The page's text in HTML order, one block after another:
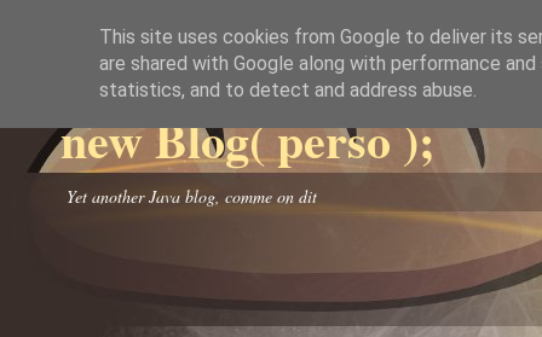
new Blog( perso );
Yet another Java blog, comme on dit
This site uses cookies from Google to deliver its
are shared with Google along with performance
statistics, and to detect and address abuse.